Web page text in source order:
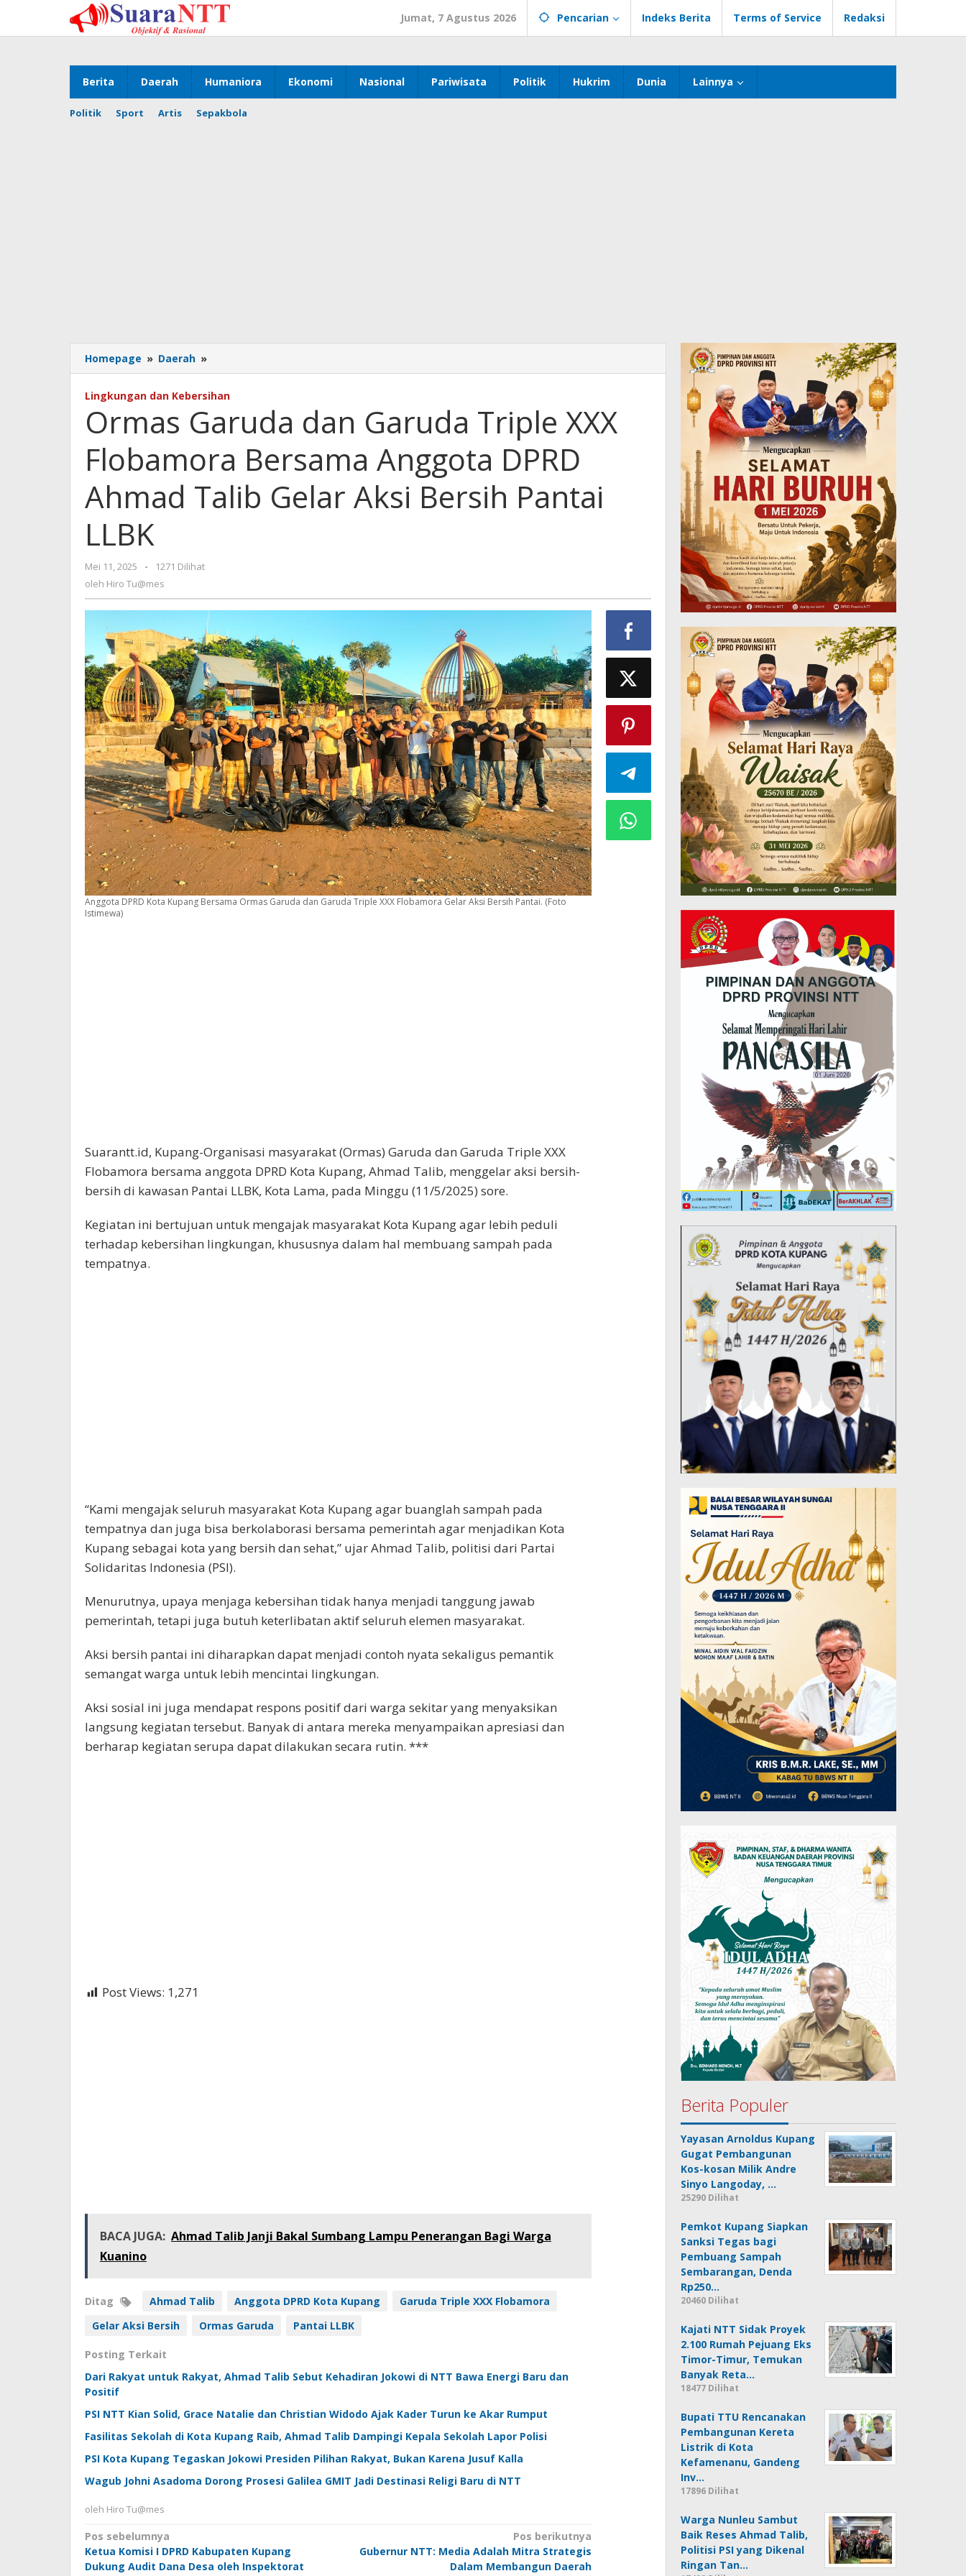
konten
Jumat, 7 Agustus 2026 Pencarian Indeks Berita Terms of Service Redaksi
Berita Daerah Humaniora Ekonomi Nasional Pariwisata Politik Hukrim Dunia Lainnya
Politik Sport Artis Sepakbola
Homepage » Daerah »
Garuda
Garuda
Triple
XXX
Flobamora
Bersama
DPRD
Ahmad
LLBK
Lingkungan dan Kebersihan
Ormas Garuda dan Garuda Triple XXX
Flobamora Bersama Anggota DPRD
Ahmad Talib Gelar Aksi Bersih Pantai
LLBK
Mei 11, 2025
oleh
Hiro
-
1271 Dilihat
oleh Hiro Tu@mes
Anggota DPRD Kota Kupang Bersama Ormas Garuda dan Garuda Triple XXX Flobamora Gelar Aksi Bersih Pantai. (Foto
Istimewa)
Suarantt.id, Kupang-Organisasi masyarakat (Ormas) Garuda dan Garuda Triple XXX
Flobamora bersama anggota DPRD Kota Kupang, Ahmad Talib, menggelar aksi bersih-
bersih di kawasan Pantai LLBK, Kota Lama, pada Minggu (11/5/2025) sore.
Kegiatan ini bertujuan untuk mengajak masyarakat Kota Kupang agar lebih peduli
terhadap kebersihan lingkungan, khususnya dalam hal membuang sampah pada
tempatnya.
“Kami mengajak seluruh masyarakat Kota Kupang agar buanglah sampah pada
tempatnya dan juga bisa berkolaborasi bersama pemerintah agar menjadikan Kota
Kupang sebagai kota yang bersih dan sehat,” ujar Ahmad Talib, politisi dari Partai
Solidaritas Indonesia (PSI).
Menurutnya, upaya menjaga kebersihan tidak hanya menjadi tanggung jawab
pemerintah, tetapi juga butuh keterlibatan aktif seluruh elemen masyarakat.
Aksi bersih pantai ini diharapkan dapat menjadi contoh nyata sekaligus pemantik
semangat warga untuk lebih mencintai lingkungan.
Aksi sosial ini juga mendapat respons positif dari warga sekitar yang menyaksikan
langsung kegiatan tersebut. Banyak di antara mereka menyampaikan apresiasi dan
berharap kegiatan serupa dapat dilakukan secara rutin. ***
Post Views: 1,271
BACA JUGA: Ahmad Talib Janji Bakal Sumbang Lampu Penerangan Bagi Warga
Kuanino
Ditag Ahmad Talib Anggota DPRD Kota Kupang
Garuda Triple XXX Flobamora
Gelar Aksi Bersih
Ormas Garuda Pantai LLBK
Posting Terkait
Dari Rakyat untuk Rakyat, Ahmad Talib Sebut Kehadiran Jokowi di NTT Bawa Energi Baru dan
Positif
PSI NTT Kian Solid, Grace Natalie dan Christian Widodo Ajak Kader Turun ke Akar Rumput
Fasilitas Sekolah di Kota Kupang Raib, Ahmad Talib Dampingi Kepala Sekolah Lapor Polisi
PSI Kota Kupang Tegaskan Jokowi Presiden Pilihan Rakyat, Bukan Karena Jusuf Kalla
Wagub Johni Asadoma Dorong Prosesi Galilea GMIT Jadi Destinasi Religi Baru di NTT
oleh Hiro Tu@mes
Navigasi
pos
Pos sebelumnya
Ketua Komisi I DPRD Kabupaten Kupang
Dukung Audit Dana Desa oleh Inspektorat
Pos berikutnya
Gubernur NTT: Media Adalah Mitra Strategis
Dalam Membangun Daerah
Berita Populer
Yayasan Arnoldus Kupang
Gugat Pembangunan
Kos-kosan Milik Andre
Sinyo Langoday, …
25290 Dilihat
Pemkot Kupang Siapkan
Sanksi Tegas bagi
Pembuang Sampah
Sembarangan, Denda
Rp250…
20460 Dilihat
Kajati NTT Sidak Proyek
2.100 Rumah Pejuang Eks
Timor-Timur, Temukan
Banyak Reta…
18477 Dilihat
Bupati TTU Rencanakan
Pembangunan Kereta
Listrik di Kota
Kefamenanu, Gandeng
Inv…
17896 Dilihat
Warga Nunleu Sambut
Baik Reses Ahmad Talib,
Politisi PSI yang Dikenal
Ringan Tan…